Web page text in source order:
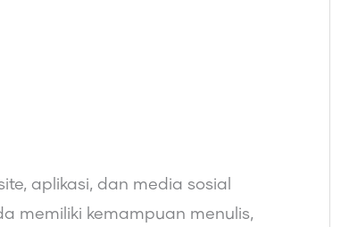
aplikasi, dan media sosial
memiliki kemampuan menulis,